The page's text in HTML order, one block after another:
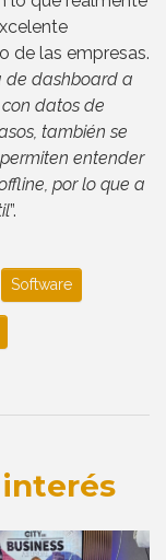
de las empresas.
de dashboard a
datos de
también se
entender
por lo que a
”.
Software